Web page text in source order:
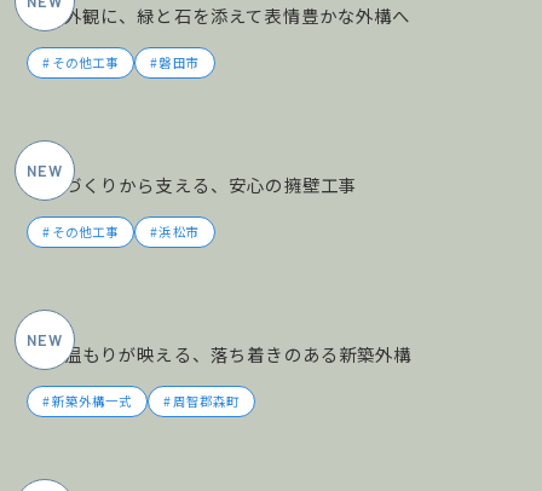
黒の外観に、緑と石を添えて表情豊かな外構へ
その他工事 磐田市
土地づくりから支える、安心の擁壁工事
その他工事 浜松市
木の温もりが映える、落ち着きのある新築外構
新築外構一式 周智郡森町